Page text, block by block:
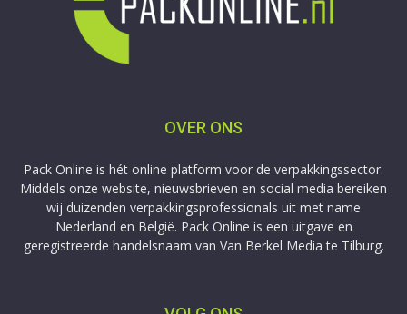
OVER ONS
Pack Online is hét online platform voor de verpakkingssector.
Middels onze website, nieuwsbrieven en social media bereiken
wij duizenden verpakkingsprofessionals uit met name
Nederland en België. Pack Online is een uitgave en
geregistreerde handelsnaam van Van Berkel Media te Tilburg.